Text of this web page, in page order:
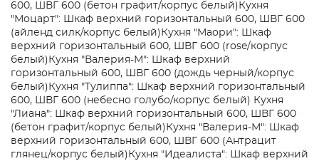
600, ШВГ 600 (бетон графит/корпус белый) Кухня
"Моцарт": Шкаф верхний горизонтальный 600, ШВГ 600
(айленд силк/корпус белый) Кухня "Маори": Шкаф
верхний горизонтальный 600, ШВГ 600 (rose/корпус
белый) Кухня "Валерия-М": Шкаф верхний
горизонтальный 600, ШВГ 600 (дождь черный/корпус
белый) Кухня "Тулиппа": Шкаф верхний горизонтальный
600, ШВГ 600 (небесно голубо/корпус белый) Кухня
"Лиана": Шкаф верхний горизонтальный 600, ШВГ 600
(бетон графит/корпус белый) Кухня "Валерия-М": Шкаф
верхний горизонтальный 600, ШВГ 600 (Антрацит
глянец/корпус белый) Кухня "Идеалиста": Шкаф верхний